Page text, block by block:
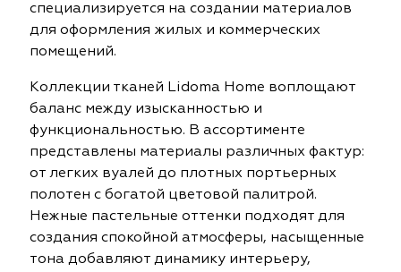
специализируется на создании материалов
для оформления жилых и коммерческих
помещений.
Коллекции тканей Lidoma Home воплощают
баланс между изысканностью и
функциональностью. В ассортименте
представлены материалы различных фактур:
от легких вуалей до плотных портьерных
полотен с богатой цветовой палитрой.
Нежные пастельные оттенки подходят для
создания спокойной атмосферы, насыщенные
тона добавляют динамику интерьеру,